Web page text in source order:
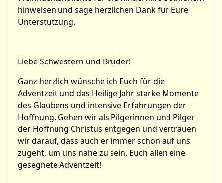
hinweisen und sage herzlichen Dank für Eure
Unterstützung.
Liebe Schwestern und Brüder!
Ganz herzlich wünsche ich Euch für die
Adventzeit und das Heilige Jahr starke Momente
des Glaubens und intensive Erfahrungen der
Hoffnung. Gehen wir als Pilgerinnen und Pilger
der Hoffnung Christus entgegen und vertrauen
wir darauf, dass auch er immer schon auf uns
zugeht, um uns nahe zu sein. Euch allen eine
gesegnete Adventzeit!